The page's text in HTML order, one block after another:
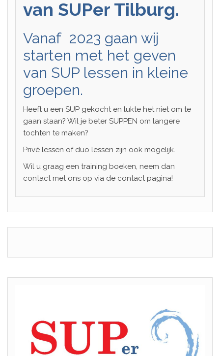
van SUPer Tilburg.
Vanaf 2023 gaan wij
starten met het geven
van SUP lessen in kleine
groepen.
Heeft u een SUP gekocht en lukte het niet om te
gaan staan? Wil je beter SUPPEN om langere
tochten te maken?
Privé lessen of duo lessen zijn ook mogelijk.
Wil u graag een training boeken, neem dan
contact met ons op via de contact pagina!